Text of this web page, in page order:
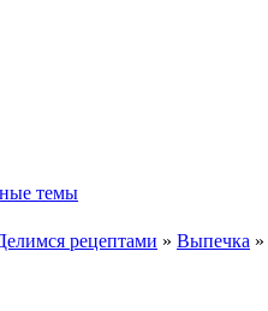
темы
рецептами » Выпечка »